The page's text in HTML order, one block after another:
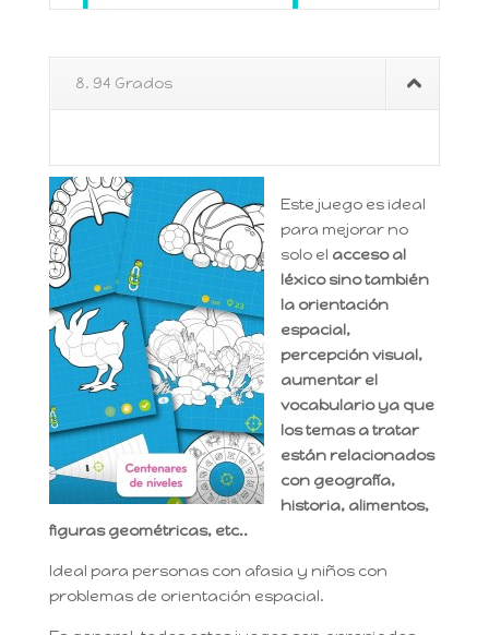
8. 94 Grados
Este juego es ideal
para mejorar no
solo el acceso al
léxico sino también
la orientación
espacial,
percepción visual,
aumentar el
vocabulario ya que
los temas a tratar
están relacionados
con geografía,
historia, alimentos,
figuras geométricas, etc..
Ideal para personas con afasia y niños con
problemas de orientación espacial.